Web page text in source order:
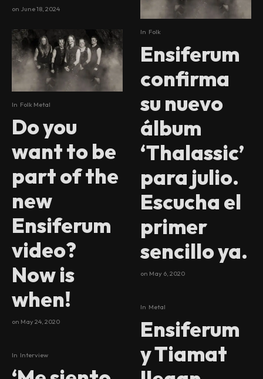
on June 18, 2024
In Folk Metal
Do you
want to be
part of the
new
Ensiferum
video?
Now is
when!
on May 24, 2020
In Interview
In Folk
Ensiferum
confirma
su nuevo
álbum
‘Thalassic’
para julio.
Escucha el
primer
sencillo ya.
on May 6, 2020
In Metal
Ensiferum
y Tiamat